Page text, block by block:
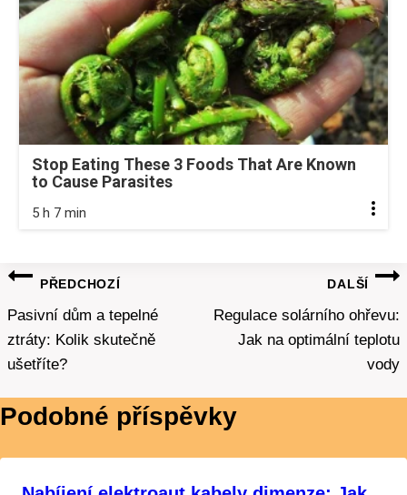
Stop Eating These 3 Foods That Are Known
to Cause Parasites
5 h 7 min
Navigace
pro
příspěvek
PŘEDCHOZÍ
Pasivní dům a tepelné
ztráty: Kolik skutečně
ušetříte?
DALŠÍ
Regulace solárního ohřevu:
Jak na optimální teplotu
vody
Podobné příspěvky